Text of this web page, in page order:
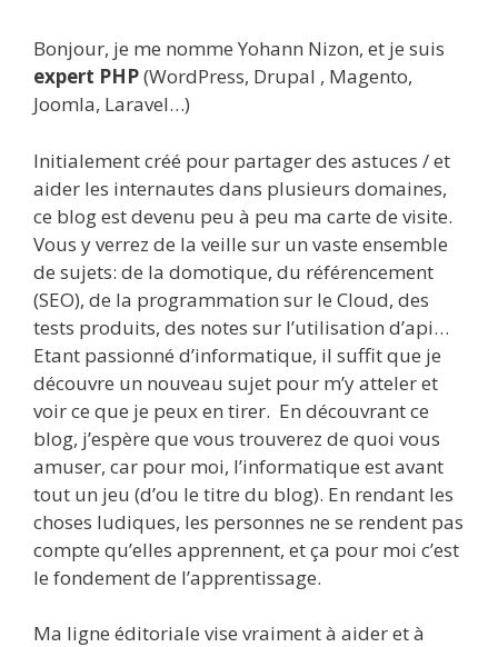
Bonjour, je me nomme Yohann Nizon, et je suis
expert PHP(WordPress, Drupal , Magento,
Joomla, Laravel…)
Initialement créé pour partager des astuces / et
aider les internautes dans plusieurs domaines,
ce blog est devenu peu à peu ma carte de visite.
Vous y verrez de la veille sur un vaste ensemble
de sujets: de la domotique, du référencement
(SEO), de la programmation sur le Cloud, des
tests produits, des notes sur l’utilisation d’api…
Etant passionné d’informatique, il suffit que je
découvre un nouveau sujet pour m’y atteler et
voir ce que je peux en tirer. En découvrant ce
blog, j’espère que vous trouverez de quoi vous
amuser, car pour moi, l’informatique est avant
tout un jeu (d’ou le titre du blog). En rendant les
choses ludiques, les personnes ne se rendent pas
compte qu’elles apprennent, et ça pour moi c’est
le fondement de l’apprentissage.
Ma ligne éditoriale vise vraiment à aider et à